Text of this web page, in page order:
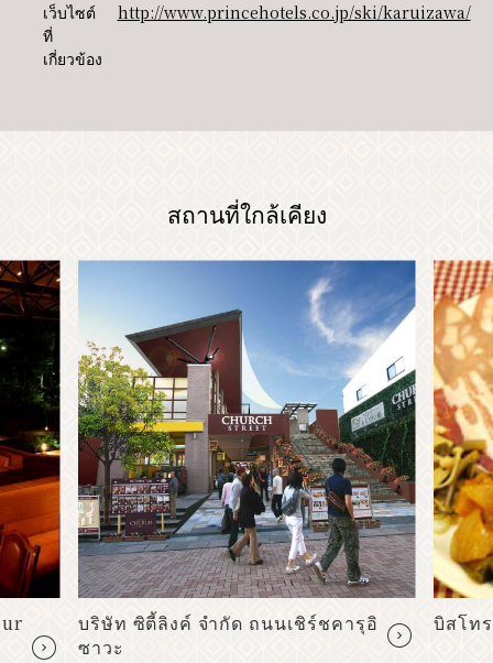
เว็บไซต์
ที่
เกี่ยวข้อง
http://www.princehotels.co.jp/ski/karuizawa/
สถานที่ใกล้เคียง
บริษัท ซิตี้ลิงค์ จำกัด ถนนเชิร์ชคารุอิ
ซาวะ
บิสโท